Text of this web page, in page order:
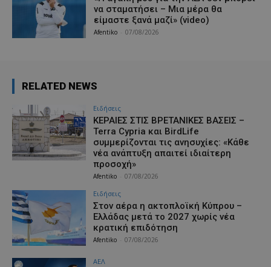
να σταματήσει – Μια μέρα θα
είμαστε ξανά μαζί» (video)
Afentiko 07/08/2026
RELATED NEWS
Ειδήσεις
ΚΕΡΑΙΕΣ ΣΤΙΣ ΒΡΕΤΑΝΙΚΕΣ ΒΑΣΕΙΣ –
Terra Cypria και BirdLife
συμμερίζονται τις ανησυχίες: «Κάθε
νέα ανάπτυξη απαιτεί ιδιαίτερη
προσοχή»
Afentiko 07/08/2026
Ειδήσεις
Στον αέρα η ακτοπλοϊκή Κύπρου –
Ελλάδας μετά το 2027 χωρίς νέα
κρατική επιδότηση
Afentiko 07/08/2026
ΑΕΛ